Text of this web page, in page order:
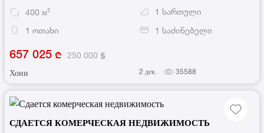
400 м² 1 სართული
1 ოთახი 1 საძინებელი
657 025
250 000
Хони
2 дек. 35588
СДАЕТСЯ КОМЕРЧЕСКАЯ НЕДВИЖИМОСТЬ